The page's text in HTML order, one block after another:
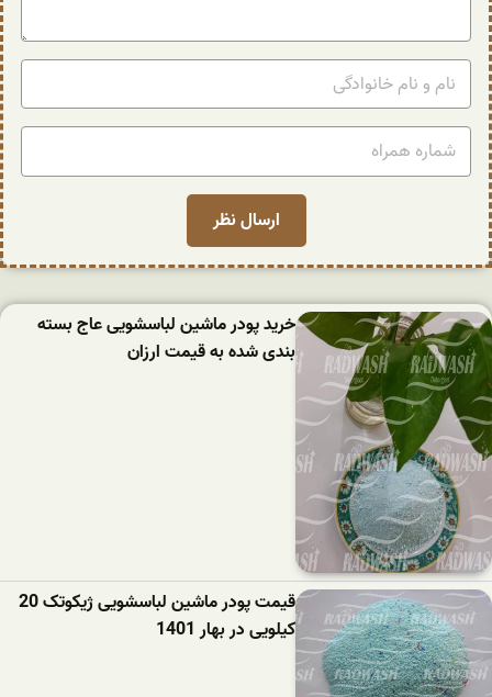
خرید پودر ماشین لباسشویی عاج بسته
بندی شده به قیمت ارزان
قیمت پودر ماشین لباسشویی ژیکوتک 20
کیلویی در بهار 1401